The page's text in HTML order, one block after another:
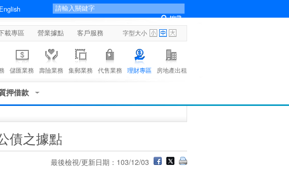
English
載專區 營業據點 客戶服務 字型大小
儲匯業務 壽險業務 集郵業務 代售業務 理財專區 房地產出租
押借款
債之據點
最後檢視/更新日期：103/12/03